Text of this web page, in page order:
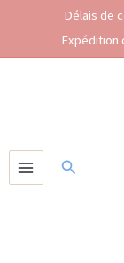
contenu
Délais de
Expédition
Rechercher